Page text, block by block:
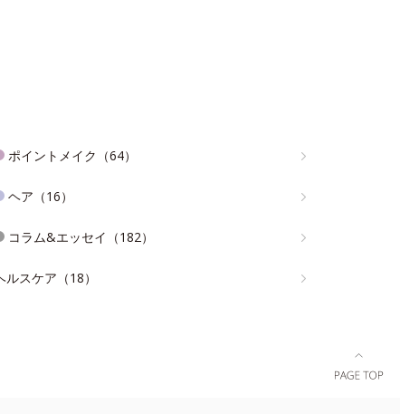
ポイントメイク（64）
ヘア（16）
コラム&エッセイ（182）
ルスケア（18）